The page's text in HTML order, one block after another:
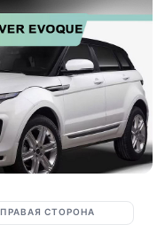
ПРАВАЯ СТОРОНА